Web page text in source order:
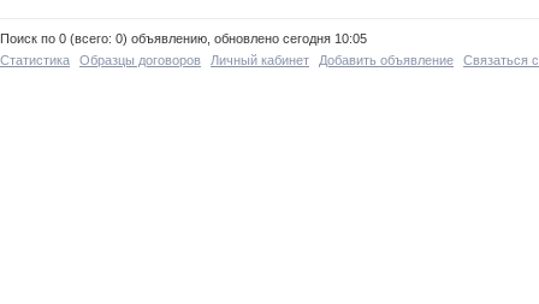
Поиск по 0 (всего: 0) объявлению, обновлено сегодня 10:05
Статистика
Образцы договоров Личный кабинет Добавить объявление Связаться